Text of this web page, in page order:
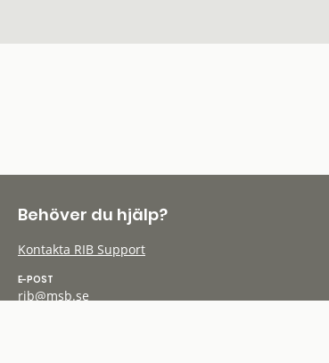
Behöver du hjälp?
Kontakta RIB Support
E-POST
rib@msb.se